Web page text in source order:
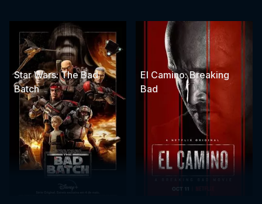
Star Wars: The Bad
Batch
El Camino: Breaking
Bad